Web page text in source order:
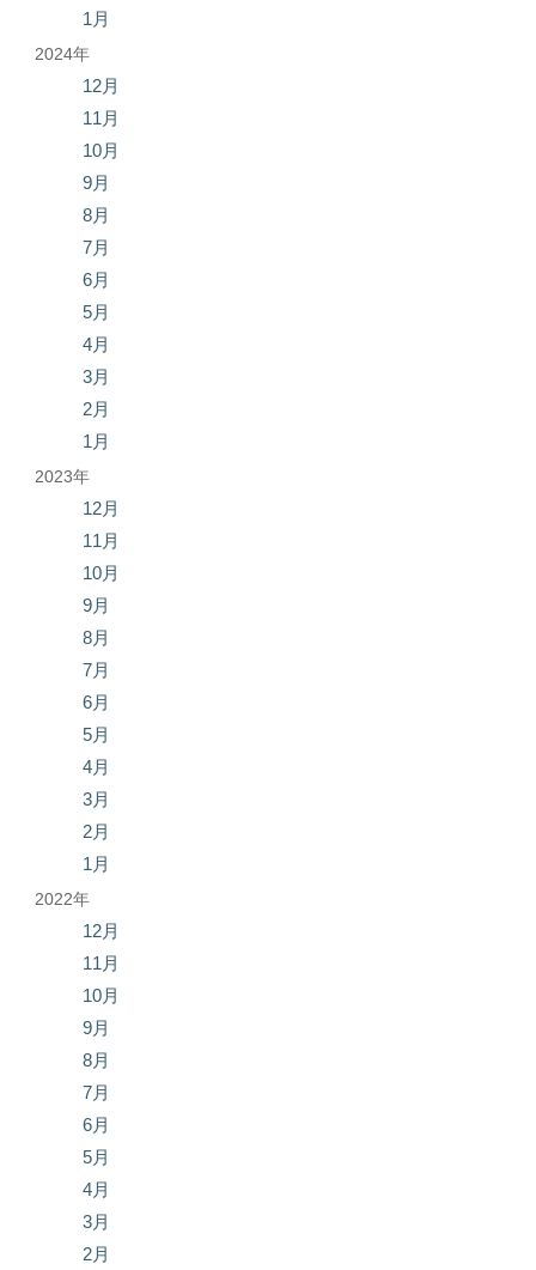
1月
2024年
12月
11月
10月
9月
8月
7月
6月
5月
4月
3月
2月
1月
2023年
12月
11月
10月
9月
8月
7月
6月
5月
4月
3月
2月
1月
2022年
12月
11月
10月
9月
8月
7月
6月
5月
4月
3月
2月